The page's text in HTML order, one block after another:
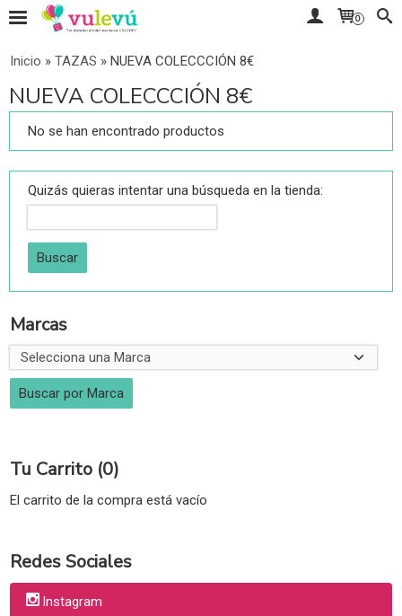
0
Marcas
Tu Carrito (0)
El carrito de la compra está vacío
Redes Sociales
Instagram
Inicio » TAZAS » NUEVA COLECCCIÓN 8€
NUEVA COLECCCIÓN 8€
No se han encontrado productos
Quizás quieras intentar una búsqueda en la tienda: